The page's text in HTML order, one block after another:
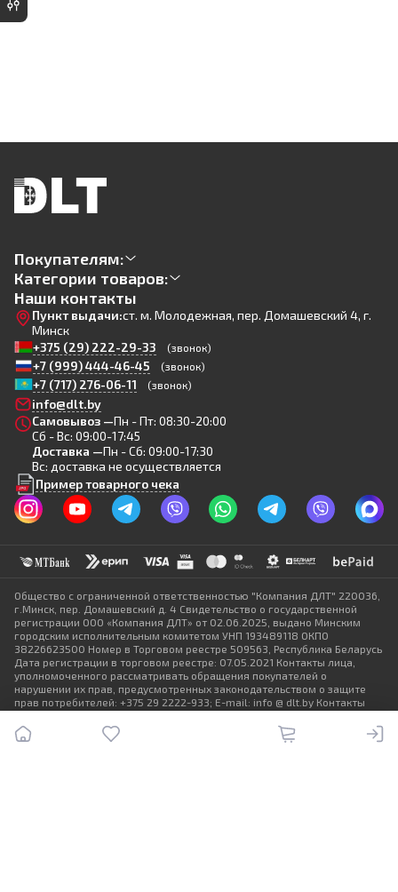
Покупателям:
Категории товаров:
Наши контакты
Пункт выдачи:ст. м. Молодежная, пер. Домашевский 4, г.
Минск
+375 (29) 222-29-33
(звонок)
+7 (999) 444-46-45 (звонок)
+7 (717) 276-06-11 (звонок)
info@dlt.by
Самовывоз —Пн - Пт: 08:30-20:00
Сб - Вс: 09:00-17:45
Доставка —Пн - Сб: 09:00-17:30
Вс: доставка не осуществляется
Пример товарного чека
Общество с ограниченной ответственностью "Компания ДЛТ" 220036,
г.Минск, пер. Домашевский д. 4 Свидетельство о государственной
регистрации ООО «Компания ДЛТ» от 02.06.2025, выдано Минским
городским исполнительным комитетом УНП 193489118 ОКПО
38226623500 Номер в Торговом реестре 509563, Республика Беларусь
Дата регистрации в торговом реестре: 07.05.2021 Контакты лица,
уполномоченного рассматривать обращения покупателей о
нарушении их прав, предусмотренных законодательством о защите
прав потребителей: +375 29 2222-933; E-mail: info @ dlt.by Контакты
государственной регистрации ООО «Компания ДЛТ», уполномоченных
рассматривать обращения покупателей: +375 17 368-80-49